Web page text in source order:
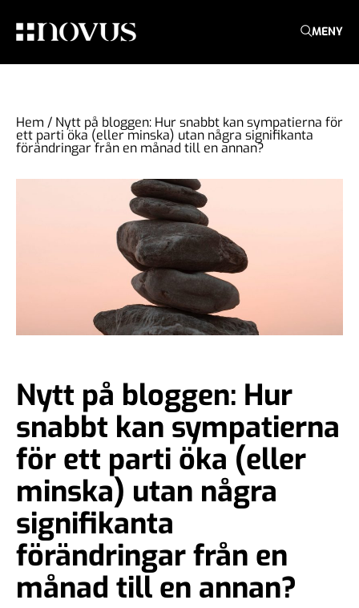
MENY
Hem / Nytt på bloggen: Hur snabbt kan sympatierna för
ett parti öka (eller minska) utan några signifikanta
förändringar från en månad till en annan?
Nytt på bloggen: Hur
snabbt kan sympatierna
för ett parti öka (eller
minska) utan några
signifikanta
förändringar från en
månad till en annan?